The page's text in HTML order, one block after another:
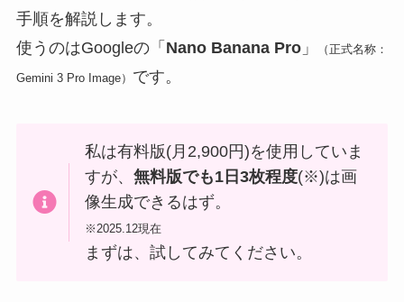
手順を解説します。
使うのはGoogleの「 Nano Banana Pro」 （正式名称：
Gemini 3 Pro Image） です。
私は有料版(月2,900円)を使用していま
すが、無料版でも1日3枚程度(※)は画
像生成できるはず。
※2025.12現在
まずは、試してみてください。